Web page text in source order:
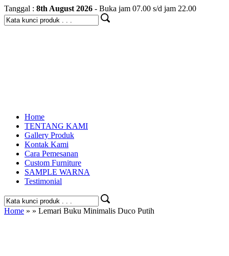
Tanggal : 8th August 2026 - Buka jam 07.00 s/d jam 22.00
Home
TENTANG KAMI
Gallery Produk
Kontak Kami
Cara Pemesanan
Custom Furniture
SAMPLE WARNA
Testimonial
Home » » Lemari Buku Minimalis Duco Putih